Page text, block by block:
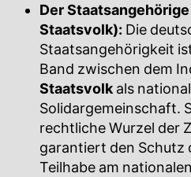
Der
Staatsvolk): Die
Staatsangehörigkeit
Band zwischen dem
Staatsvolkals
Solidargemeinschaft.
rechtliche Wurzel der
garantiert den Schutz
Teilhabe am